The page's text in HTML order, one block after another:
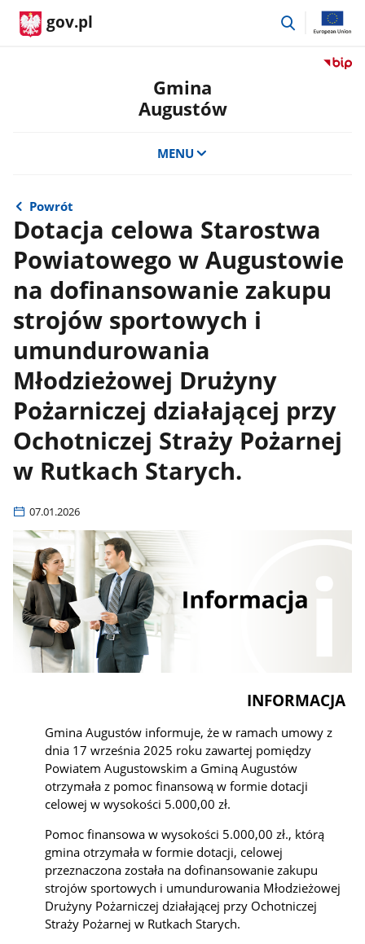
gov.pl
przejdź
Przejdź
Gmina
Augustów
MENU
Powrót
Dotacja celowa Starostwa
Powiatowego w Augustowie
na dofinansowanie zakupu
strojów sportowych i
umundurowania
Młodzieżowej Drużyny
Pożarniczej działającej przy
Ochotniczej Straży Pożarnej
w Rutkach Starych.
07.01.2026
INFORMACJA
Gmina Augustów informuje, że w ramach umowy z
dnia 17 września 2025 roku zawartej pomiędzy
Powiatem Augustowskim a Gminą Augustów
otrzymała z pomoc finansową w formie dotacji
celowej w wysokości 5.000,00 zł.
Pomoc finansowa w wysokości 5.000,00 zł., którą
gmina otrzymała w formie dotacji, celowej
przeznaczona została na dofinansowanie zakupu
strojów sportowych i umundurowania Młodzieżowej
Drużyny Pożarniczej działającej przy Ochotniczej
Straży Pożarnej w Rutkach Starych.